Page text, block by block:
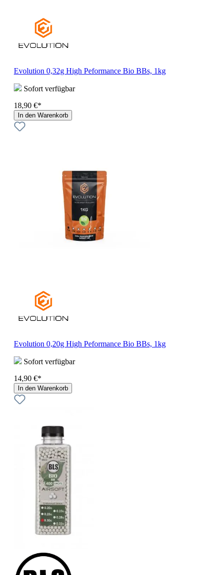
Evolution 0,32g High Peformance Bio BBs, 1kg
Sofort verfügbar
18,90 €*
In den Warenkorb
Evolution 0,20g High Peformance Bio BBs, 1kg
Sofort verfügbar
14,90 €*
In den Warenkorb